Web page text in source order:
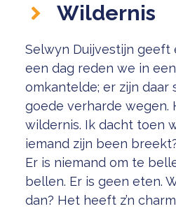
Wildernis
Selwyn Duijvestijn geeft
een dag reden we in
omkantelde; er zijn daar
goede verharde wegen.
wildernis. Ik dacht toen
iemand zijn been
Er is niemand om te
bellen. Er is geen eten.
dan? Het heeft z’n